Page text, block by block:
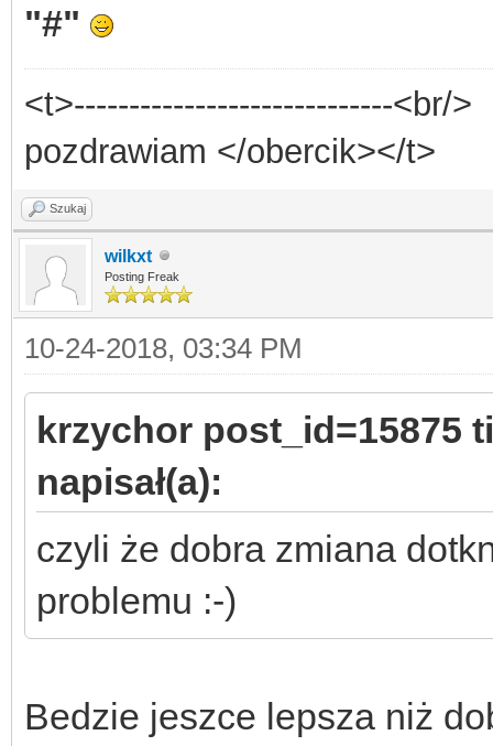
"#"
<t>-----------------------------<br/>
pozdrawiam </obercik></t>
Szukaj
wilkxt
Posting Freak
10-24-2018, 03:34 PM
krzychor post_id=15875
napisał(a):
czyli że dobra zmiana
problemu :-)
Bedzie jeszce lepsza niż